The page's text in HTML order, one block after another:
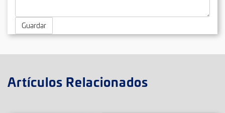
Guardar
Artículos Relacionados